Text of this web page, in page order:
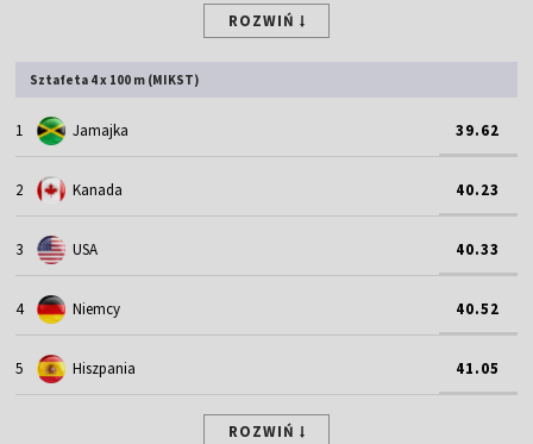
ROZWIŃ
Sztafeta 4 x 100 m (MIKST)
1 Jamajka 39.62
2 Kanada 40.23
3 USA 40.33
4 Niemcy 40.52
5 Hiszpania 41.05
ROZWIŃ